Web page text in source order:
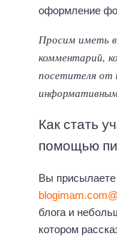
оформление
Просим иметь
комментарий,
посетителя от
Как стать
помощью
Вы присылаете
блога и
котором